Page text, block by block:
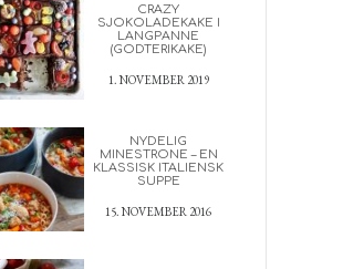
CRAZY
SJOKOLADEKAKE I
LANGPANNE
(GODTERIKAKE)
1. NOVEMBER 2019
NYDELIG
MINESTRONE – EN
KLASSISK ITALIENSK
SUPPE
15. NOVEMBER 2016